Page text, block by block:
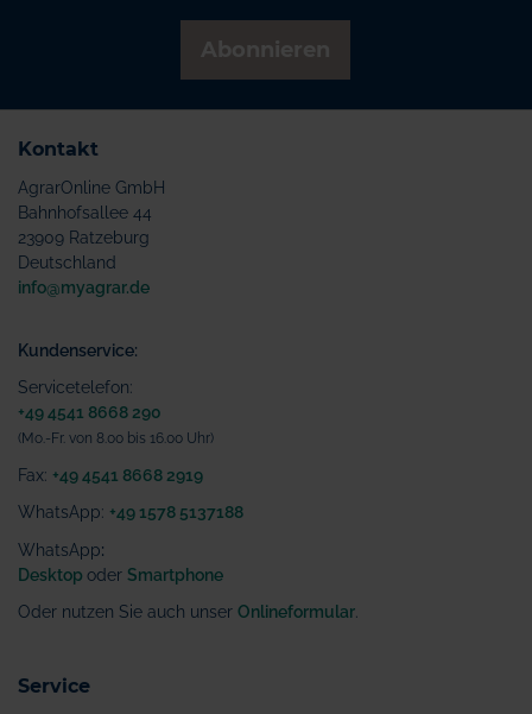
Kontakt
AgrarOnline GmbH
Bahnhofsallee 44
23909 Ratzeburg
Deutschland
info@myagrar.de
Kundenservice:
Servicetelefon:
+49 4541 8668 290
(Mo.-Fr. von 8.00 bis 16.00 Uhr)
Fax: +49 4541 8668 2919
WhatsApp: +49 1578 5137188
WhatsApp:
Desktop oder Smartphone
Oder nutzen Sie auch unser Onlineformular
Service